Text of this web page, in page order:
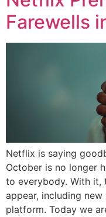
Farewells
Netflix is saying
October is no longer
to everybody. With it,
appear, including
platform. Today we